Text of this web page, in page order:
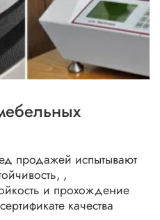
продажей испытывают
,
и прохождение
качества